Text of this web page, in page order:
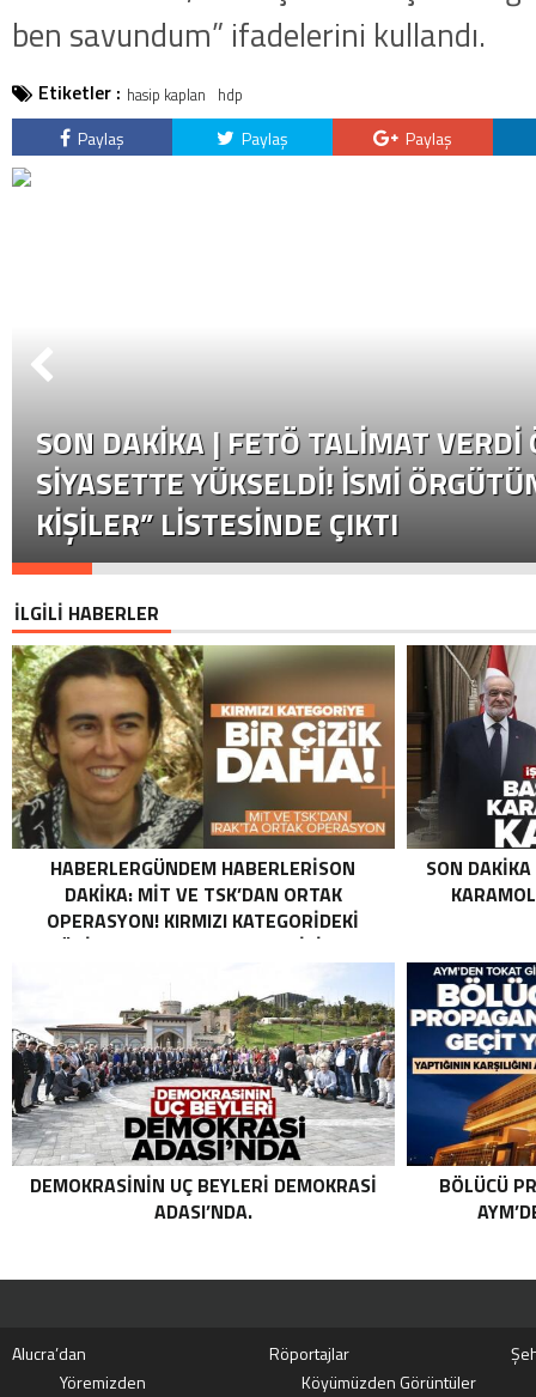
ben savundum” ifadelerini kullandı.
Etiketler : hasip kaplan hdp
Paylaş Paylaş Paylaş
SON DAKİKA | FETÖ TALIMAT VERDI
SIYASETTE YÜKSELDI! İSMI
KIŞILER” LISTESINDE ÇIKTI
İLGİLİ HABERLER
HABERLERGÜNDEM HABERLERISON
DAKIKA: MİT VE TSK’DAN ORTAK
OPERASYON! KIRMIZI KATEGORIDEKI
TERÖRIST NAZLI TAŞPINAR ETKISIZ HALE
ORTAK OPERASYON! KIRMIZI
KATEGORIDEKI TERÖRIST NAZLI
TAŞPINAR ETKISIZ HALE GETIRILDI .
SON
DEMOKRASININ UÇ BEYLERI DEMOKRASI
ADASI’NDA.
BÖLÜCÜ
Alucra’dan Röportajlar
Yöremizden
Köyümüzden Görüntüler